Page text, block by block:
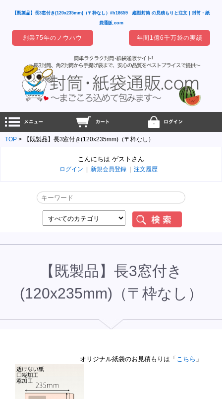
【既製品】長3窓付き(120x235mm)（〒枠なし）#h18659 縦型封筒 の見積もりと注文 | 封筒・紙
袋通販.com
創業75年のノウハウ 年間1億6千万袋の実績
TOP 【既製品】長3窓付き(120x235mm)（〒枠なし）
こんにちは ゲストさん
ログイン 新規会員登録 注文履歴
【既製品】長3窓付き
(120x235mm)（〒枠なし）
オリジナル紙袋のお見積もりは「 こちら 」